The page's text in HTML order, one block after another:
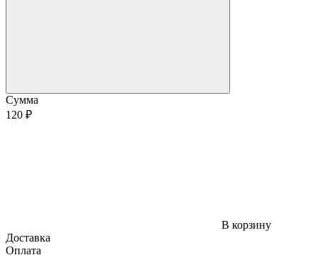
Сумма
120 ₽
В корзину
Доставка
Оплата